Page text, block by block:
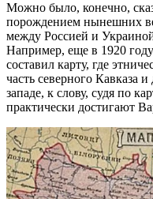
Можно было, конечно,
порождением нынешних
между Россией и
Например, еще в 1920
составил карту, где
часть северного Кавказа
западе, к слову, судя по
практически достигают